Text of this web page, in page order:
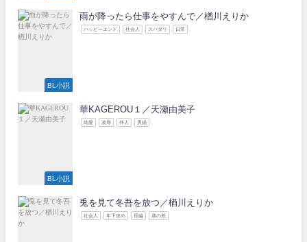
BL小説
雨が降ったら仕事をやすんで／楢川えりか
ハッピーエンド 社会人 スパダリ 日常
BL小説
華KAGEROU１／天瀬由美子
純愛 凌辱 外人 男娼
兎を見て冬吾を放つ／楢川えりか
社会人 年下攻め 長編 歳の差